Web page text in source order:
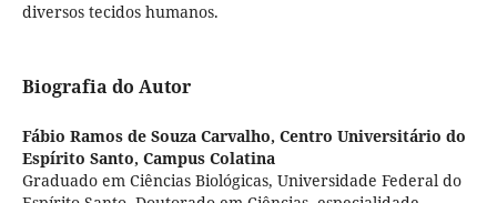
diversos tecidos humanos.
Biografia do Autor
Fábio Ramos de Souza Carvalho, Centro Universitário do
Espírito Santo, Campus Colatina
Graduado em Ciências Biológicas, Universidade Federal do